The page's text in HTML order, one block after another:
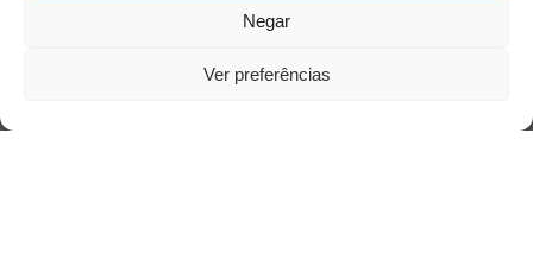
Negar
Ver preferências